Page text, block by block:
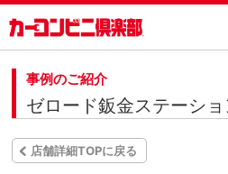
事例のご紹介
ゼロード鈑金ステーシ
店舗詳細TOPに戻る